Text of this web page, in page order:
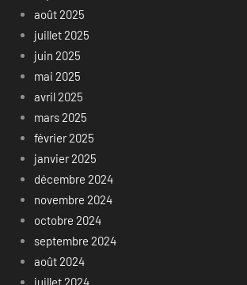
août 2025
juillet 2025
juin 2025
mai 2025
avril 2025
mars 2025
février 2025
janvier 2025
décembre 2024
novembre 2024
octobre 2024
septembre 2024
août 2024
juillet 2024